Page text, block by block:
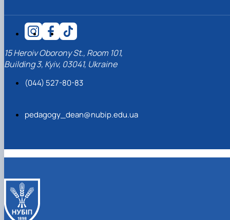
15 Heroiv Oborony St., Room 101,
Building 3, Kyiv, 03041, Ukraine
(044) 527-80-83
pedagogy_dean@nubip.edu.ua